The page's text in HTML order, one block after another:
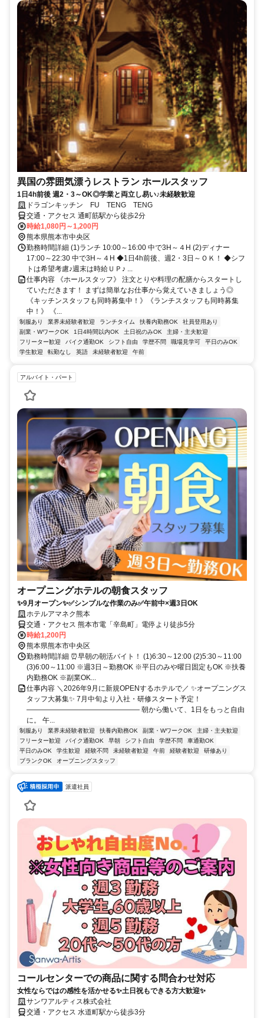
異国の雰囲気漂うレストラン ホールスタッフ
1日4h前後 週2・3～OK◎学業と両立し易い♪未経験歓迎
ドラゴンキッチン FU TENG TENG
交通・アクセス 通町筋駅から徒歩2分
時給1,080円～1,200円
熊本県熊本市中央区
勤務時間詳細 (1)ランチ 10:00～16:00 中で3H～４H (2)ディナー
17:00～22:30 中で3H～４H ◆1日4h前後、週2・3日～ＯＫ！ ◆シフ
トは希望考慮♪週末は時給ＵＰ♪ ...
仕事内容 《ホールスタッフ》 注文とりや料理の配膳からスタートし
ていただきます！ まずは簡単なお仕事から覚えていきましょう◎
《キッチンスタッフも同時募集中！》《ランチスタッフも同時募集
中！》 《...
制服あり 業界未経験者歓迎 ランチタイム 扶養内勤務OK
社員登用あり
副業・WワークOK
1日4時間以内OK 土日祝のみOK
主婦・主夫歓迎
フリーター歓迎
バイク通勤OK シフト自由 学歴不問 職場見学可
平日のみOK
学生歓迎
転勤なし 英語 未経験者歓迎 午前
アルバイト・パート
オープニングホテルの朝食スタッフ
✨9月オープン✨✅シンプルな作業のみ✅午前中×週3日OK
ホテルアマネク熊本
交通・アクセス 熊本市電「辛島町」電停より徒歩5分
時給1,200円
熊本県熊本市中央区
勤務時間詳細 ⏰早朝の朝活バイト！ (1)6:30～12:00 (2)5:30～11:00
(3)6:00～11:00 ※週3日～勤務OK ※平日のみや曜日固定もOK ※扶養
内勤務OK ※副業OK...
仕事内容 ＼2026年9月に新規OPENするホテルで／ ✨オープニングス
タッフ大募集✨ 7月中旬より入社・研修スタート予定！
―――――――――――――――― 朝から働いて、1日をもっと自由
に。 午...
制服あり 業界未経験者歓迎 扶養内勤務OK 副業・WワークOK
主婦・主夫歓迎
フリーター歓迎
バイク通勤OK 早朝 シフト自由 学歴不問
車通勤OK
平日のみOK
学生歓迎 経験不問 未経験者歓迎 午前 経験者歓迎
研修あり
ブランクOK
オープニングスタッフ
派遣社員
コールセンターでの商品に関する問合わせ対応
女性ならではの感性を活かせる✨土日祝もできる方大歓迎✨
サンワアルティス株式会社
交通・アクセス 水道町駅から徒歩3分